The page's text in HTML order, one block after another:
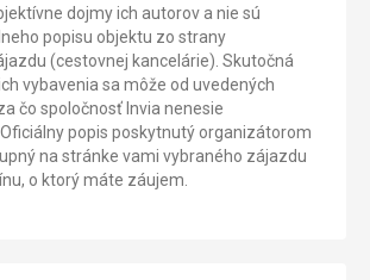
dojmy ich autorov a nie sú
popisu objektu zo strany
(cestovnej kancelárie). Skutočná
vybavenia sa môže od uvedených
čo spoločnosť Invia nenesie
popis poskytnutý organizátorom
na stránke vami vybraného zájazdu
o ktorý máte záujem.